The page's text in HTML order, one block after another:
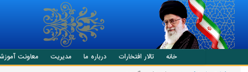
انتقال به محتوای اصلی
خانه تالار افتخارات درباره ما مدیریت معاونت